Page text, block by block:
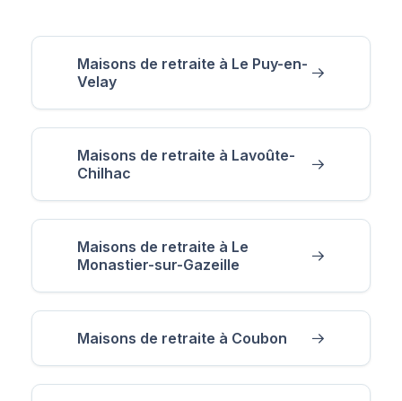
Maisons de retraite à Le Puy-en-
Velay
Maisons de retraite à Lavoûte-
Chilhac
Maisons de retraite à Le
Monastier-sur-Gazeille
Maisons de retraite à Coubon